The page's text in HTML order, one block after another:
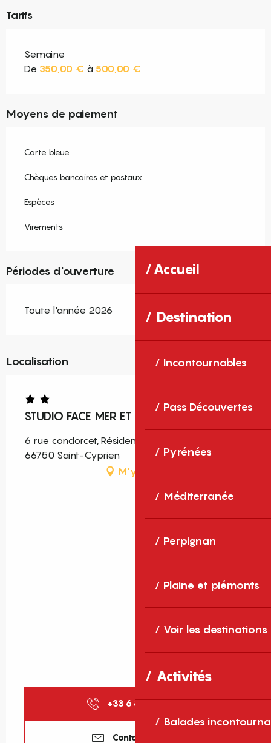
Accueil
Destination
Incontournables
Pass Découvertes
Pyrénées
Méditerranée
Perpignan
Plaine et piémonts
Voir les destinations
Activités
Balades
Tarifs
Semaine
De 350,00 € à 500,00 €
Moyens de paiement
Carte bleue
Chèques bancaires et postaux
Espèces
Virements
Périodes d'ouverture
Toute l'année 2026
Localisation
STUDIO FACE MER ET MONTAGNE T1
6 rue condorcet, Résidence Port-Roussillon,
66750 Saint-Cyprien
M'y rendre
+33 6 86 94 15▒▒
Contactez-nous